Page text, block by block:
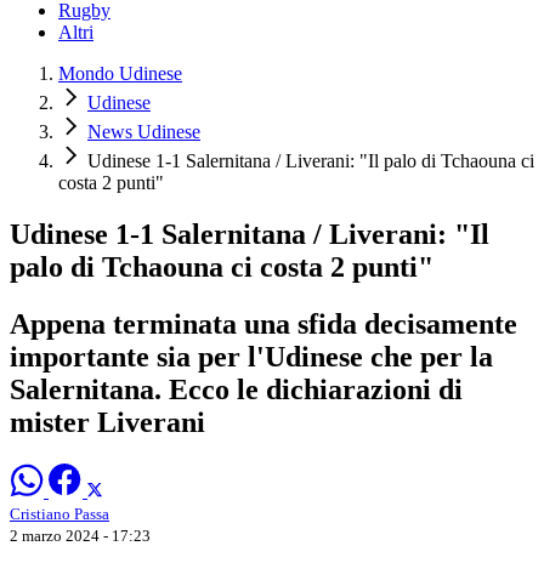
Rugby
Altri
Mondo Udinese
Udinese
News Udinese
Udinese 1-1 Salernitana / Liverani: "Il palo di Tchaouna ci
costa 2 punti"
Udinese 1-1 Salernitana / Liverani: "Il
palo di Tchaouna ci costa 2 punti"
Appena terminata una sfida decisamente
importante sia per l'Udinese che per la
Salernitana. Ecco le dichiarazioni di
mister Liverani
Cristiano Passa
2 marzo 2024 - 17:23